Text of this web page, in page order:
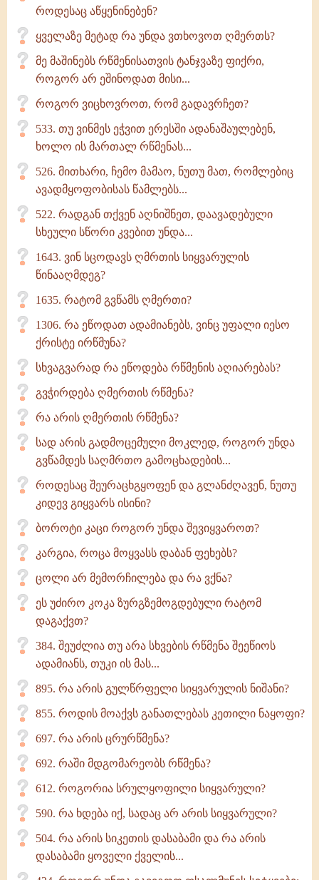
როდესაც აწყენინებენ?
ყველაზე მეტად რა უნდა ვთხოვოთ ღმერთს?
მე მაშინებს რწმენისათვის ტანჯვაზე ფიქრი,
როგორ არ ეშინოდათ მისი...
როგორ ვიცხოვროთ, რომ გადავრჩეთ?
533. თუ ვინმეს ეჭვით ერესში ადანაშაულებენ,
ხოლო ის მართალ რწმენას...
526. მითხარი, ჩემო მამაო, ნუთუ მათ, რომლებიც
ავადმყოფობისას წამლებს...
522. რადგან თქვენ აღნიშნეთ, დაავადებული
სხეული სწორი კვებით უნდა...
1643. ვინ სცოდავს ღმრთის სიყვარულის
წინააღმდეგ?
1635. რატომ გვწამს ღმერთი?
1306. რა ეწოდათ ადამიანებს, ვინც უფალი იესო
ქრისტე ირწმუნა?
სხვაგვარად რა ეწოდება რწმენის აღიარებას?
გვჭირდება ღმერთის რწმენა?
რა არის ღმერთის რწმენა?
სად არის გადმოცემული მოკლედ, როგორ უნდა
გვწამდეს საღმრთო გამოცხადების...
როდესაც შეურაცხგყოფენ და გლანძღავენ, ნუთუ
კიდევ გიყვარს ისინი?
ბოროტი კაცი როგორ უნდა შევიყვაროთ?
კარგია, როცა მოყვასს დაბან ფეხებს?
ცოლი არ მემორჩილება და რა ვქნა?
ეს უძირო კოკა ზურგზემოგდებული რატომ
დაგაქვთ?
384. შეუძლია თუ არა სხვების რწმენა შეეწიოს
ადამიანს, თუკი ის მას...
895. რა არის გულწრფელი სიყვარულის ნიშანი?
855. როდის მოაქვს განათლებას კეთილი ნაყოფი?
697. რა არის ცრურწმენა?
692. რაში მდგომარეობს რწმენა?
612. როგორია სრულყოფილი სიყვარული?
590. რა ხდება იქ, სადაც არ არის სიყვარული?
504. რა არის სიკეთის დასაბამი და რა არის
დასაბამი ყოველი ქველის...